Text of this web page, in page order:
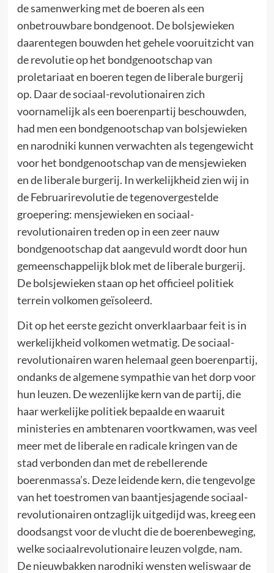
de samenwerking met de boeren als een
onbetrouwbare bondgenoot. De bolsjewieken
daarentegen bouwden het gehele vooruitzicht van
de revolutie op het bondgenootschap van
proletariaat en boeren tegen de liberale burgerij
op. Daar de sociaal-revolutionairen zich
voornamelijk als een boerenpartij beschouwden,
had men een bondgenootschap van bolsjewieken
en narodniki kunnen verwachten als tegengewicht
voor het bondgenootschap van de mensjewieken
en de liberale burgerij. In werkelijkheid zien wij in
de Februarirevolutie de tegenovergestelde
groepering: mensjewieken en sociaal-
revolutionairen treden op in een zeer nauw
bondgenootschap dat aangevuld wordt door hun
gemeenschappelijk blok met de liberale burgerij.
De bolsjewieken staan op het officieel politiek
terrein volkomen geïsoleerd.
Dit op het eerste gezicht onverklaarbaar feit is in
werkelijkheid volkomen wetmatig. De sociaal-
revolutionairen waren helemaal geen boerenpartij,
ondanks de algemene sympathie van het dorp voor
hun leuzen. De wezenlijke kern van de partij, die
haar werkelijke politiek bepaalde en waaruit
ministeries en ambtenaren voortkwamen, was veel
meer met de liberale en radicale kringen van de
stad verbonden dan met de rebellerende
boerenmassa’s. Deze leidende kern, die tengevolge
van het toestromen van baantjesjagende sociaal-
revolutionairen ontzaglijk uitgedijd was, kreeg een
doodsangst voor de vlucht die de boerenbeweging,
welke sociaalrevolutionaire leuzen volgde, nam.
De nieuwbakken narodniki wensten weliswaar de